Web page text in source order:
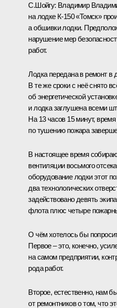
С.Шойгу: Владимир
на лодке К‑150 «Томск»
а обшивки лодки.
нарушение мер
работ.
Лодка передана в ремонт в
В те же сроки с неё снято
об энергетической
и лодка заглушена всеми
На 13 часов 15 минут,
по тушению пожара
В настоящее время
вентиляции восьмого
оборудование лодки этот
два технологических
задействовано девять
флота плюс четыре
О чём хотелось бы
Первое – это, конечно,
на самом предприятии,
рода работ.
Второе, естественно, нам
от ремонтников о том, что